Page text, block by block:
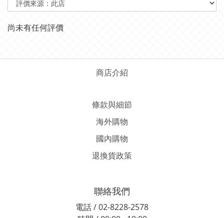
尚未有任何評價
商店介紹
條款與細節
海外購物
國內購物
退換貨政策
聯絡我們
電話 / 02-8228-2578